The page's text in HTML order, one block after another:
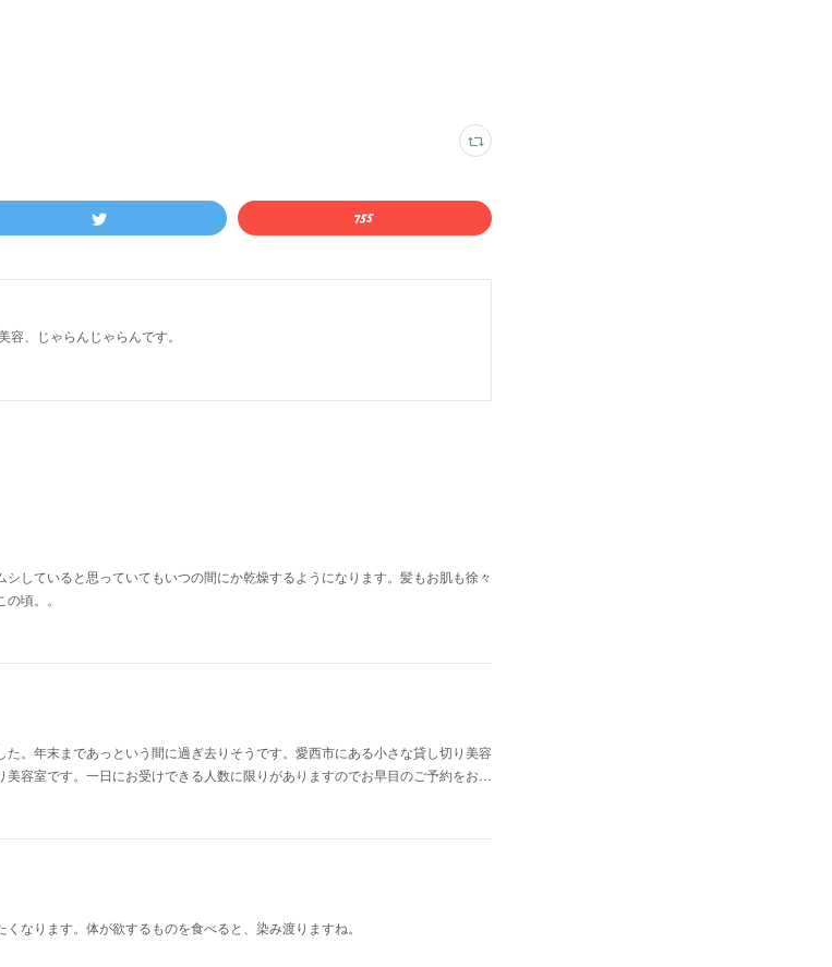
、じゃらんじゃらんです。
していると思っていてもいつの間にか乾燥するようになります。髪もお肌も徐々
頃。。
。年末まであっという間に過ぎ去りそうです。愛西市にある小さな貸し切り美容
容室です。一日にお受けできる人数に限りがありますのでお早目のご予約をお…
なります。体が欲するものを食べると、染み渡りますね。